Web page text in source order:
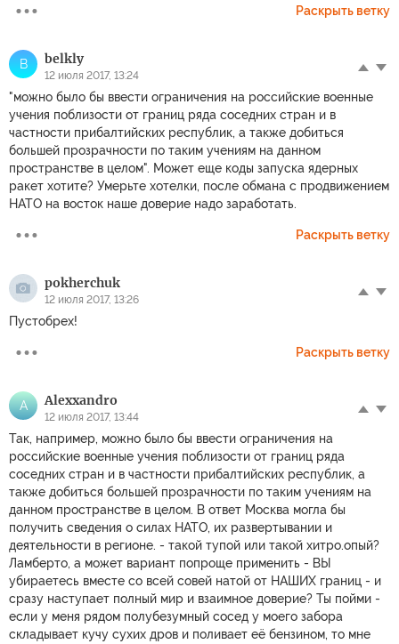
Раскрыть ветку
B belkly
12 июля 2017, 13:24
"можно было бы ввести ограничения на российские военные
учения поблизости от границ ряда соседних стран и в
частности прибалтийских республик, а также добиться
большей прозрачности по таким учениям на данном
пространстве в целом". Может еще коды запуска ядерных
ракет хотите? Умерьте хотелки, после обмана с продвижением
НАТО на восток наше доверие надо заработать.
Раскрыть ветку
pokherchuk
12 июля 2017, 13:26
Пустобрех!
Раскрыть ветку
A Alexxandro
12 июля 2017, 13:44
Так, например, можно было бы ввести ограничения на
российские военные учения поблизости от границ ряда
соседних стран и в частности прибалтийских республик, а
также добиться большей прозрачности по таким учениям на
данном пространстве в целом. В ответ Москва могла бы
получить сведения о силах НАТО, их развертывании и
деятельности в регионе. - такой тупой или такой хитро.опый?
Ламберто, а может вариант попроще применить - ВЫ
убираетесь вместе со всей совей натой от НАШИХ границ - и
сразу наступает полный мир и взаимное доверие? Ты пойми -
если у меня рядом полубезумный сосед у моего забора
складывает кучу сухих дров и поливает её бензином, то мне